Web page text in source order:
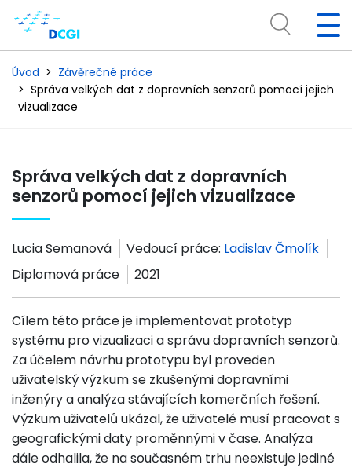
Úvod
Závěrečné práce
Správa velkých dat z dopravních senzorů pomocí jejich
vizualizace
Správa velkých dat z dopravních
senzorů pomocí jejich vizualizace
Lucia Semanová Vedoucí práce: Ladislav Čmolík
Diplomová práce
2021
Cílem této práce je implementovat prototyp
systému pro vizualizaci a správu dopravních senzorů.
Za účelem návrhu prototypu byl proveden
uživatelský výzkum se zkušenými dopravními
inženýry a analýza stávajících komerčních řešení.
Výzkum uživatelů ukázal, že uživatelé musí pracovat s
geografickými daty proměnnými v čase. Analýza
dále odhalila, že na současném trhu neexistuje jediné